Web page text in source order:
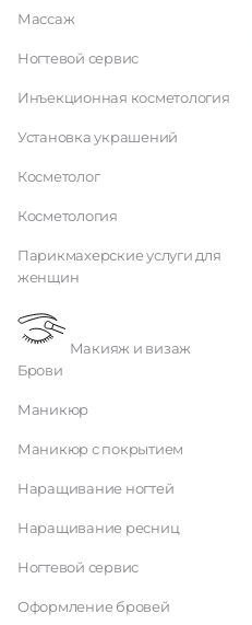
Массаж
Ногтевой сервис
Инъекционная косметология
Установка украшений
Косметолог
Косметология
Парикмахерские услуги для
женщин
Макияж и визаж
Брови
Маникюр
Маникюр с покрытием
Наращивание ногтей
Наращивание ресниц
Ногтевой сервис
Оформление бровей